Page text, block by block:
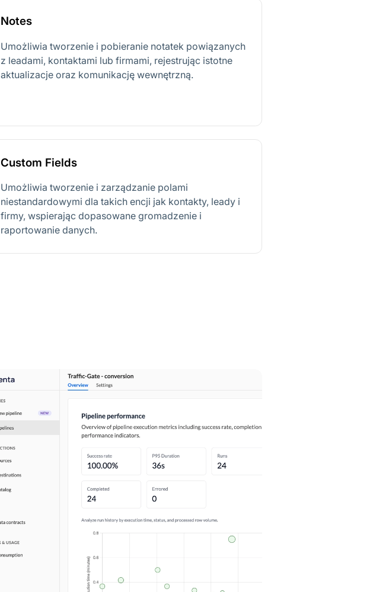
Notes
Umożliwia tworzenie i pobieranie notatek powiązanych
z leadami, kontaktami lub firmami, rejestrując istotne
aktualizacje oraz komunikację wewnętrzną.
Custom Fields
Umożliwia tworzenie i zarządzanie polami
niestandardowymi dla takich encji jak kontakty, leady i
firmy, wspierając dopasowane gromadzenie i
raportowanie danych.